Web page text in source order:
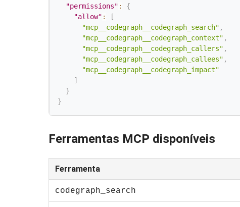
"permissions" :
{
"allow" :
[
"mcp__codegraph__codegraph_search" ,
"mcp__codegraph__codegraph_context" ,
"mcp__codegraph__codegraph_callers" ,
"mcp__codegraph__codegraph_callees" ,
"mcp__codegraph__codegraph_impact"
]
}
}
Ferramentas MCP disponíveis
Ferramenta
codegraph_search